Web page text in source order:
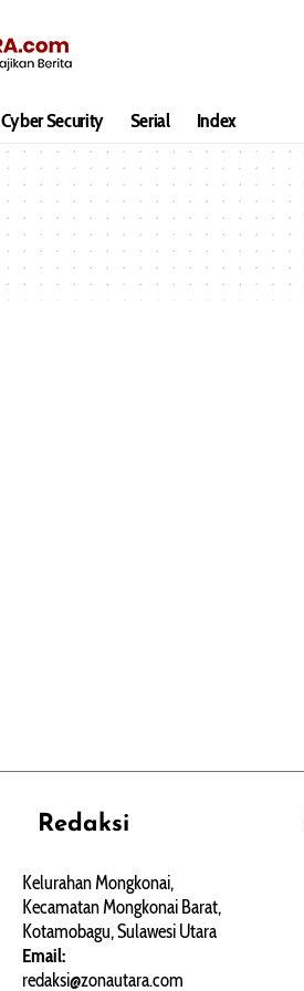
Cyber Security Serial Index
Redaksi
Kelurahan Mongkonai,
Kecamatan Mongkonai Barat,
Kotamobagu, Sulawesi Utara
Email:
redaksi@zonautara.com